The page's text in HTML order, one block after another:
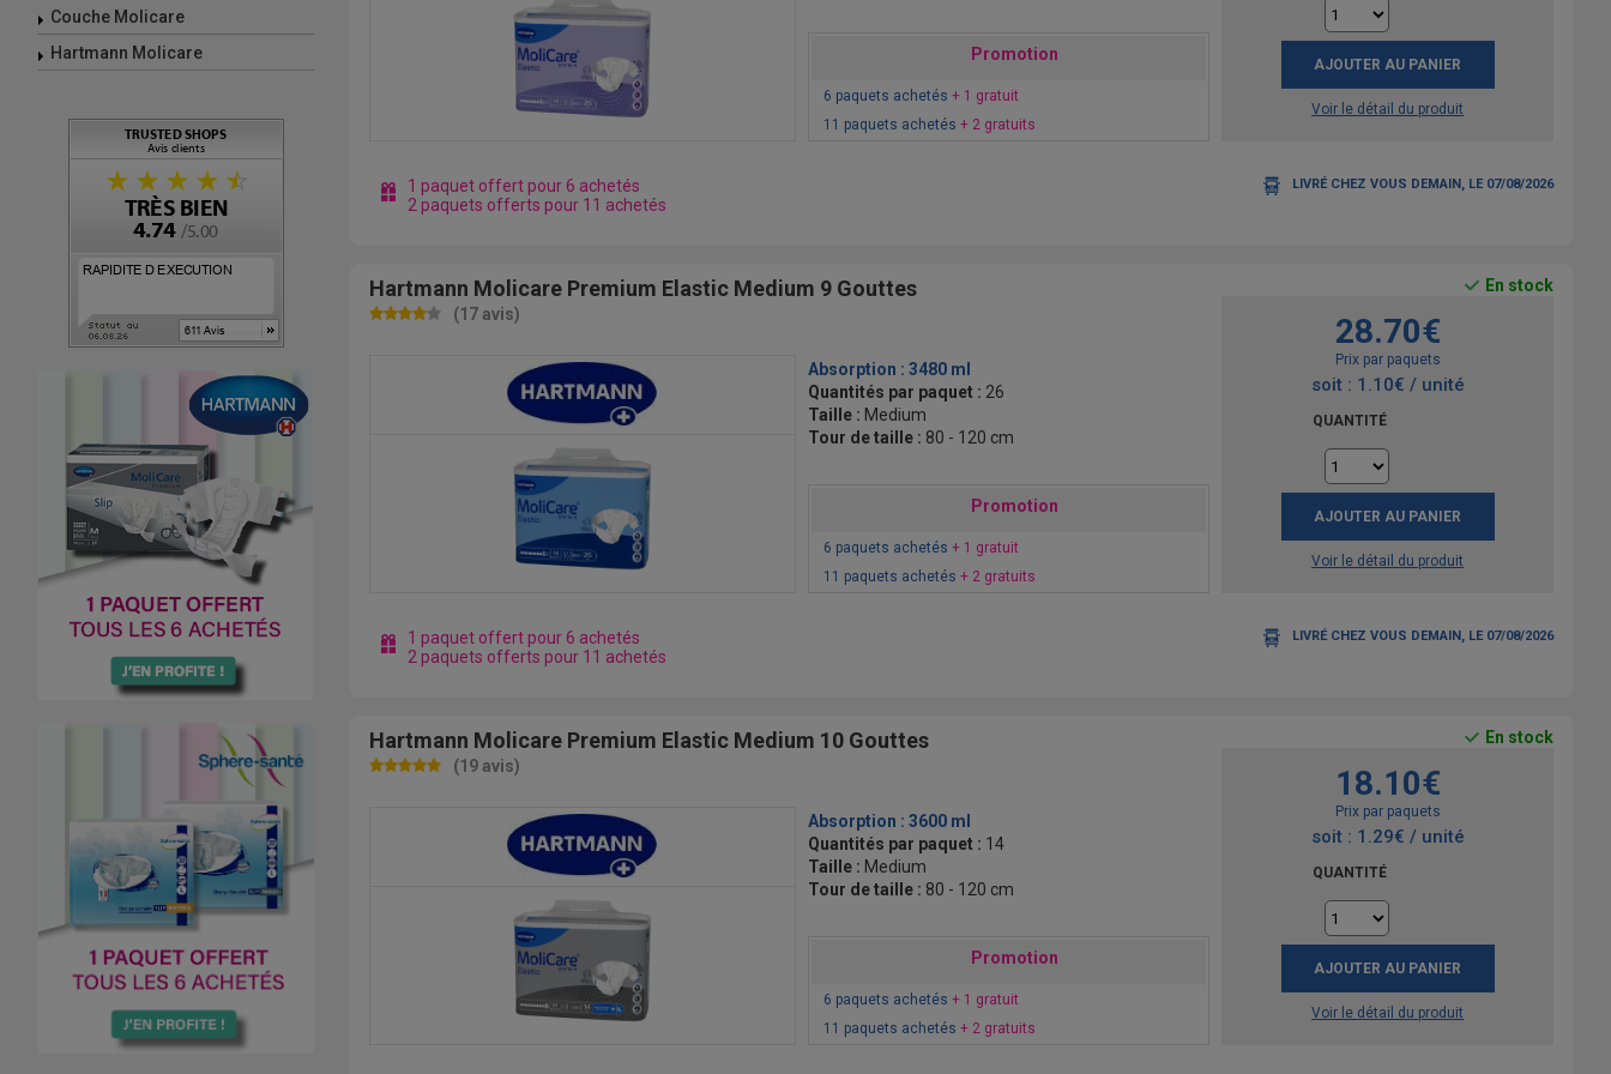
Couche Molicare
Hartmann Molicare
Promotion
6 paquets achetés + 1 gratuit
11 paquets achetés + 2 gratuits
AJOUTER AU PANIER
Voir le détail du produit
1 paquet offert pour 6 achetés
2 paquets offerts pour 11 achetés
LIVRÉ CHEZ VOUS DEMAIN, LE 07/08/2026
Hartmann Molicare Premium Elastic Medium 9 Gouttes
(17 avis)
Absorption : 3480 ml
Quantités par paquet : 26
Taille : Medium
Tour de taille : 80 - 120 cm
Promotion
6 paquets achetés + 1 gratuit
11 paquets achetés + 2 gratuits
En stock
28.70€
Prix par paquets
soit : 1.10€ / unité
QUANTITÉ
AJOUTER AU PANIER
Voir le détail du produit
1 paquet offert pour 6 achetés
2 paquets offerts pour 11 achetés
LIVRÉ CHEZ VOUS DEMAIN, LE 07/08/2026
Hartmann Molicare Premium Elastic Medium 10 Gouttes
(19 avis)
Absorption : 3600 ml
Quantités par paquet : 14
Taille : Medium
Tour de taille : 80 - 120 cm
Promotion
6 paquets achetés + 1 gratuit
11 paquets achetés + 2 gratuits
En stock
18.10€
Prix par paquets
soit : 1.29€ / unité
QUANTITÉ
AJOUTER AU PANIER
Voir le détail du produit